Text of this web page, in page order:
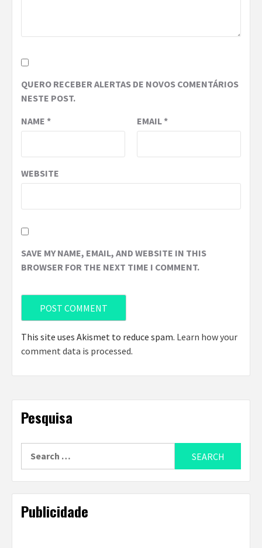
QUERO RECEBER ALERTAS DE NOVOS COMENTÁRIOS
NESTE POST.
NAME * EMAIL*
WEBSITE
SAVE MY NAME, EMAIL, AND WEBSITE IN THIS
BROWSER FOR THE NEXT TIME I COMMENT.
This site uses Akismet to reduce spam. Learn how your
comment data is processed.
Pesquisa
Publicidade